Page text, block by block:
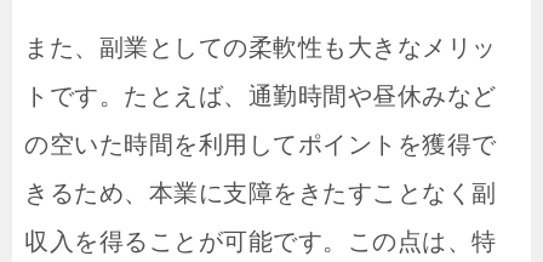
また、副業としての柔軟性も大きなメリッ
トです。たとえば、通勤時間や昼休みなど
の空いた時間を利用してポイントを獲得で
きるため、本業に支障をきたすことなく副
収入を得ることが可能です。この点は、特